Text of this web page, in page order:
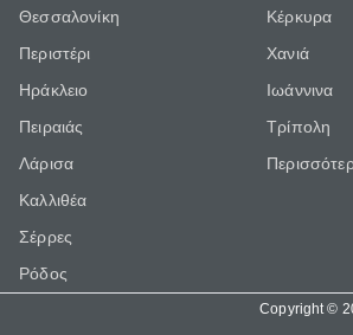
Θεσσαλονίκη
Περιστέρι
Ηράκλειο
Πειραιάς
Λάρισα
Καλλιθέα
Σέρρες
Ρόδος
Κέρκυρα
Χανιά
Ιωάννινα
Τρίπολη
Copyright ©